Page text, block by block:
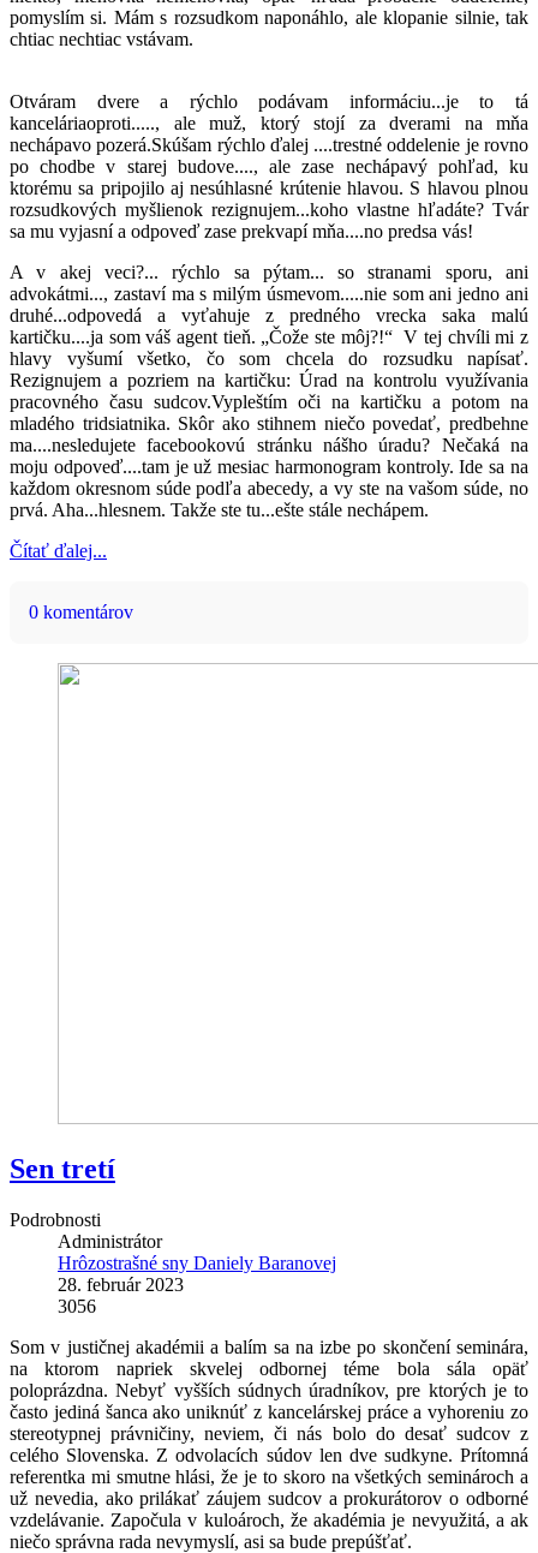
pomyslím si. Mám s rozsudkom naponáhlo, ale klopanie silnie, tak
chtiac nechtiac vstávam.
Otváram dvere a rýchlo podávam informáciu...je to tá
kanceláriaoproti....., ale muž, ktorý stojí za dverami na mňa
nechápavo pozerá.Skúšam rýchlo ďalej ....trestné oddelenie je rovno
po chodbe v starej budove...., ale zase nechápavý pohľad, ku
ktorému sa pripojilo aj nesúhlasné krútenie hlavou. S hlavou plnou
rozsudkových myšlienok rezignujem...koho vlastne hľadáte? Tvár
sa mu vyjasní a odpoveď zase prekvapí mňa....no predsa vás!
A v akej veci?... rýchlo sa pýtam... so stranami sporu, ani
advokátmi..., zastaví ma s milým úsmevom.....nie som ani jedno ani
druhé...odpovedá a vyťahuje z predného vrecka saka malú
kartičku....ja som váš agent tieň. „Čože ste môj?!“ V tej chvíli mi z
hlavy vyšumí všetko, čo som chcela do rozsudku napísať.
Rezignujem a pozriem na kartičku: Úrad na kontrolu využívania
pracovného času sudcov.Vypleštím oči na kartičku a potom na
mladého tridsiatnika. Skôr ako stihnem niečo povedať, predbehne
ma....nesledujete facebookovú stránku nášho úradu? Nečaká na
moju odpoveď....tam je už mesiac harmonogram kontroly. Ide sa na
každom okresnom súde podľa abecedy, a vy ste na vašom súde, no
prvá. Aha...hlesnem. Takže ste tu...ešte stále nechápem.
Čítať ďalej...
0 komentárov
Sen tretí
Podrobnosti
Administrátor
Hrôzostrašné sny Daniely Baranovej
28. február 2023
3056
Som v justičnej akadémii a balím sa na izbe po skončení seminára,
na ktorom napriek skvelej odbornej téme bola sála opäť
poloprázdna. Nebyť vyšších súdnych úradníkov, pre ktorých je to
často jediná šanca ako uniknúť z kancelárskej práce a vyhoreniu zo
stereotypnej právničiny, neviem, či nás bolo do desať sudcov z
celého Slovenska. Z odvolacích súdov len dve sudkyne. Prítomná
referentka mi smutne hlási, že je to skoro na všetkých seminároch a
už nevedia, ako prilákať záujem sudcov a prokurátorov o odborné
vzdelávanie. Započula v kuloároch, že akadémia je nevyužitá, a ak
niečo správna rada nevymyslí, asi sa bude prepúšťať.